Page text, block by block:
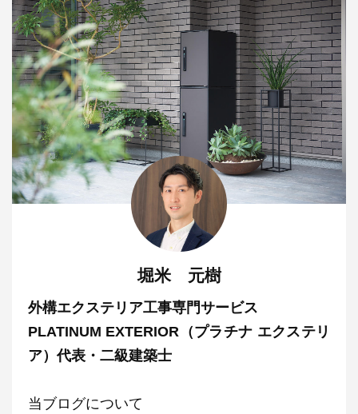
堀米 元樹
外構エクステリア工事専門サービス
PLATINUM EXTERIOR（プラチナ エクステリ
ア）代表・二級建築士
当ブログについて